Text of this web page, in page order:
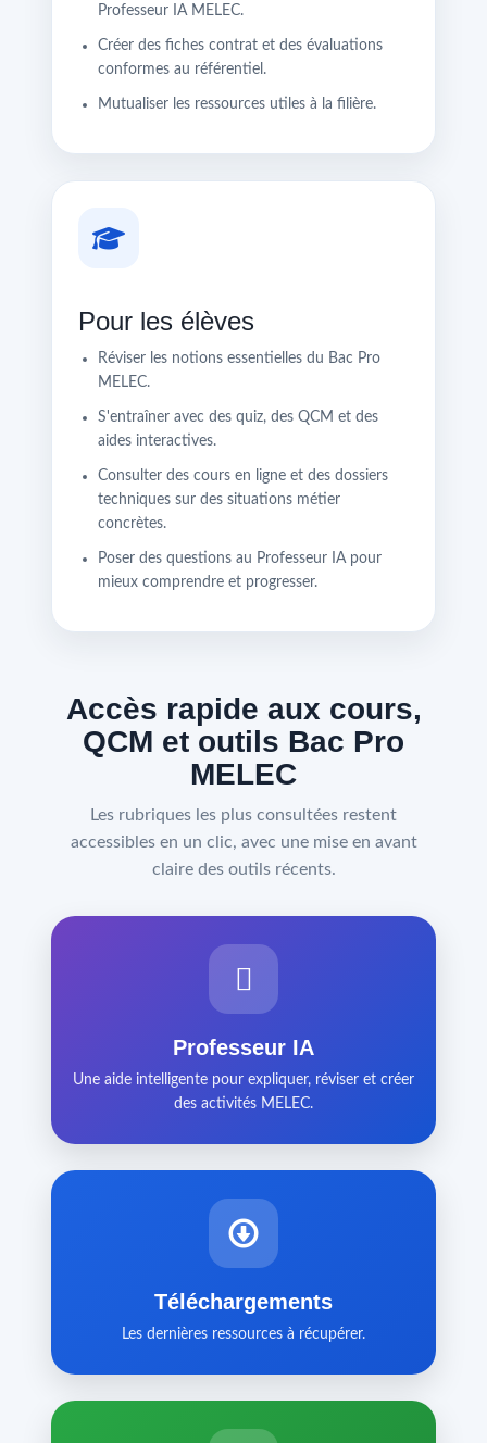
Professeur IA MELEC.
Créer des fiches contrat et des évaluations
conformes au référentiel.
Mutualiser les ressources utiles à la filière.
Pour les élèves
Réviser les notions essentielles du Bac Pro
MELEC.
S'entraîner avec des quiz, des QCM et des
aides interactives.
Consulter des cours en ligne et des dossiers
techniques sur des situations métier
concrètes.
Poser des questions au Professeur IA pour
mieux comprendre et progresser.
Accès rapide aux cours,
QCM et outils Bac Pro
MELEC
Les rubriques les plus consultées restent
accessibles en un clic, avec une mise en avant
claire des outils récents.
Professeur IA
Une aide intelligente pour expliquer, réviser et créer
des activités MELEC.
Téléchargements
Les dernières ressources à récupérer.